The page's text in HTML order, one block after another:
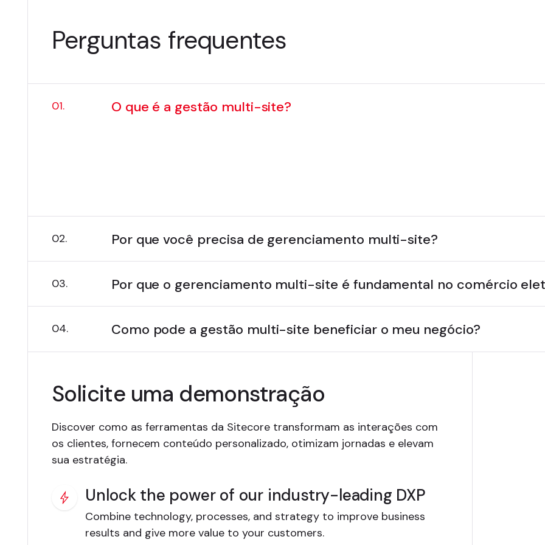
Perguntas frequentes
01. O que é a gestão multi-site?
02. Por que você precisa de gerenciamento multi-site?
03. Por que o gerenciamento multi-site é fundamental no comércio
04. Como pode a gestão multi-site beneficiar o meu negócio?
Solicite uma demonstração
Discover como as ferramentas da Sitecore transformam as interações com
os clientes, fornecem conteúdo personalizado, otimizam jornadas e elevam
sua estratégia.
Unlock the power of our industry-leading DXP
Combine technology, processes, and strategy to improve business
results and give more value to your customers.